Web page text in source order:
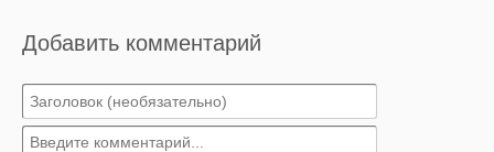
Добавить комментарий